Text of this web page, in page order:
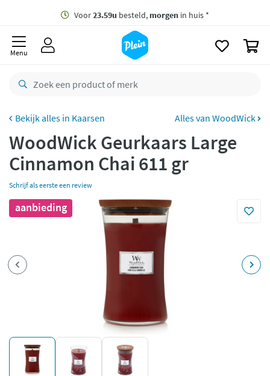
Gratisbezorging vanaf 35,- *
besteld,
retourneren
bezorgd
Betaal met Klarna
Menu
Kaarsen Alles van WoodWick
WoodWick Geurkaars Large
Cinnamon Chai 611 gr
Schrijf als eerste een review
aanbieding